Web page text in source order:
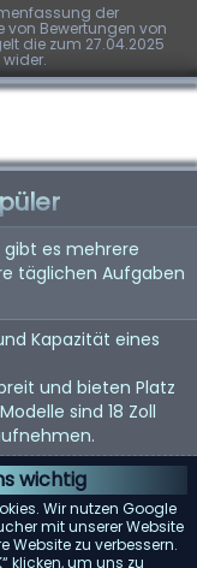
wichtig
Wir nutzen Google
mit unserer Website
Website zu verbessern.
klicken, um uns zu
der
Bewertungen von
die zum 27.04.2025
gibt es mehrere
täglichen Aufgaben
Kapazität eines
und bieten Platz
sind 18 Zoll
mit einer
verbrauchen
langfristig Geld